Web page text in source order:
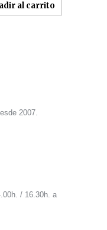
al carrito
2007.
/ 16.30h. a